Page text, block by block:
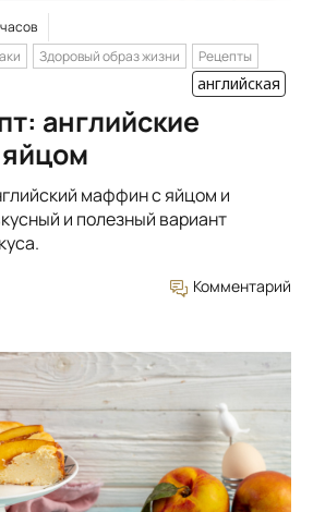
Здоровый образ жизни Рецепты
английская
английские
маффин с яйцом и
и полезный вариант
Комментарий